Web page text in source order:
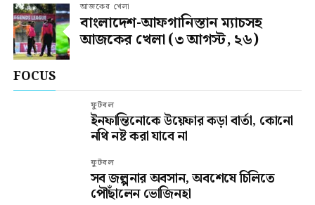
আজকের খেলা
বাংলাদেশ-আফগানিস্তান ম্যাচসহ
আজকের খেলা (৩ আগস্ট, ২৬)
FOCUS
ফুটবল
ইনফান্তিনোকে উয়েফার কড়া বার্তা, কোনো
নথি নষ্ট করা যাবে না
ফুটবল
সব জল্পনার অবসান, অবশেষে চিলিতে
পৌঁছালেন ভোজিনহা